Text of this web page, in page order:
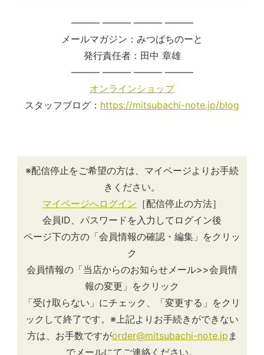
——— ——— ——— ———
メールマガジン：みつばちのーと
発行責任者：田中 章雄
——— ——— ——— ———
オンラインショップ
スタッフブログ： https://mitsubachi-note.jp/blog
※配信停止をご希望の方は、マイページよりお手続
きください。
マイページへログイン ［配信停止の方法］
会員ID、パスワードを入力してログイン後
ページ下の方の「会員情報の確認・編集」をクリッ
ク
会員情報の「当店からのお知らせメール>>会員情
報の変更」をクリック
「受け取らない」にチェック、「変更する」をクリ
ックして終了です。※上記よりお手続きができない
方は、お手数ですがorder@mitsubachi-note.jp ま
でメールにてご連絡ください。